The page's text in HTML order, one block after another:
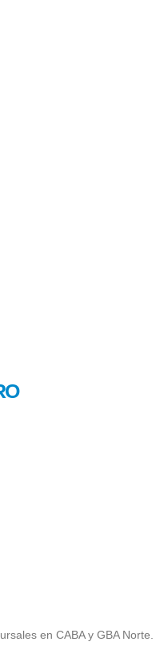
en CABA y GBA Norte.